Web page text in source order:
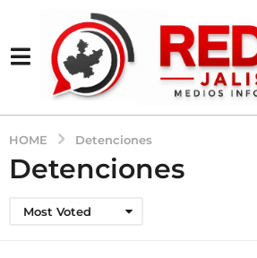
HOME Detenciones
Detenciones
Most Voted